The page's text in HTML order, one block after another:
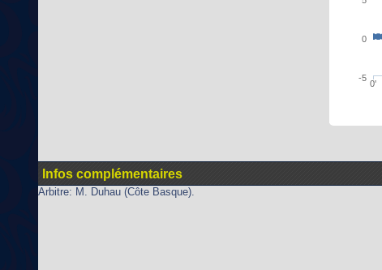
0'
-5
0
Infos complémentaires
Arbitre: M. Duhau (Côte Basque).